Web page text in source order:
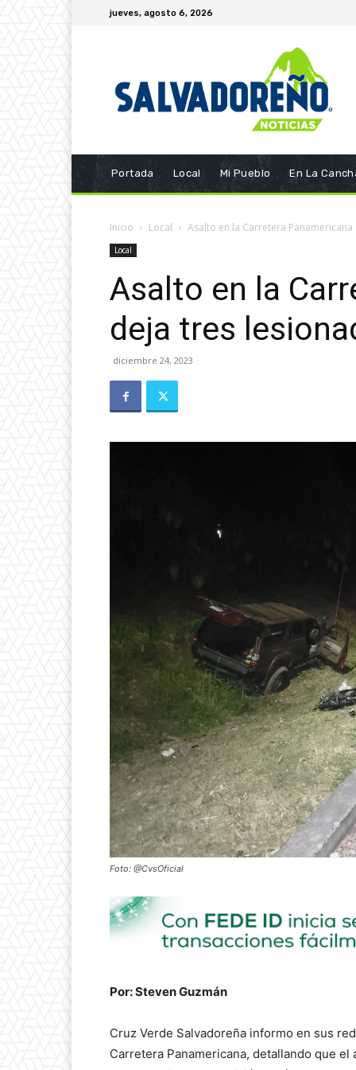
jueves, agosto 6, 2026
Portada Local Mi Pueblo En La
Inicio Local Asalto en la Carretera
Local
Asalto en la
deja tres
diciembre 24, 2023
Foto: @CvsOficial
Por: Steven Guzmán
Cruz Verde Salvadoreña informo en sus
Carretera Panamericana, detallando que